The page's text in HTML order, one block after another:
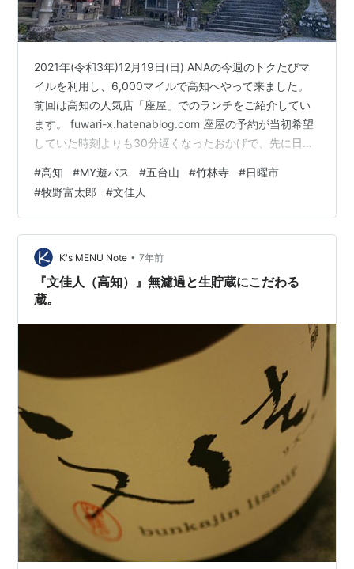
2021年(令和3年)12月19日(日) ANAの今週のトクたびマ
イルを利用し、6,000マイルで高知へやって来ました。
前回は高知の人気店「座屋」でのランチをご紹介してい
ます。 fuwari-x.hatenablog.com 座屋の予約が当初希望
していた時刻よりも30分遅くなったおかげで、先に日曜
へ行くことにしました。竹林寺は五台山の中腹にあり、
五台山展望台からは高知の街を眺めることもできるよう
です。 アクセス方法はMY遊バスで、五台山展望台まで
24分。そこから徒歩で下れば竹林寺です。MY遊バスは桂
浜まで行くなら1日券1,000円、五台山までで…
#高知 #MY遊バス #五台山 #竹林寺 #日曜市
#牧野富太郎 #文佳人
K's MENU Note • 7年前
『文佳人（高知）』無濾過と生貯蔵にこだわる
蔵。